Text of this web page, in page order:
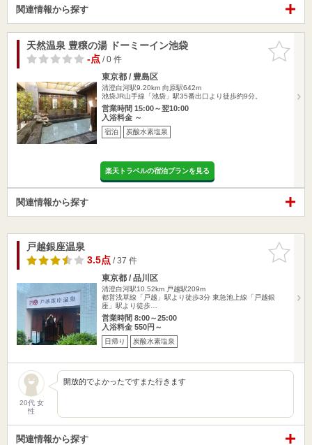
関連情報から探す
お気に入
りに追加
天然温泉 豊穣の湯 ドーミーイン池袋
-点/ 0 件
東京都 / 豊島区
清澄白河駅9.20km 向原駅642m
池袋JR山手線「池袋」駅35番出口より徒歩約9分。
営業時間 15:00～翌10:00
入浴料金 ～
宿泊 炭酸水素塩泉
楽天トラベルの宿泊プランを見る
関連情報から探す
お気に入
りに追加
戸越銀座温泉
3.5点/ 37 件
東京都 / 品川区
清澄白河駅10.52km 戸越駅209m
都営浅草線「戸越」駅より徒歩3分 東急池上線「戸越銀
座」駅より徒歩…
営業時間 8:00～25:00
入浴料金 550円～
日帰り 炭酸水素塩泉
20代 女
性
開放的でよかったですまた行きます
関連情報から探す